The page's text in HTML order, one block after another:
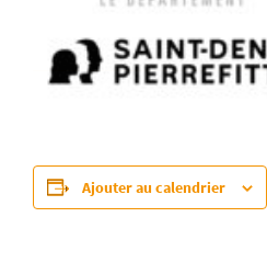
Ajouter au calendrier